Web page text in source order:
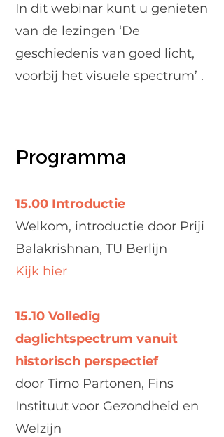
In dit webinar kunt u genieten
van de lezingen ‘De
geschiedenis van goed licht,
voorbij het visuele spectrum’ .
Programma
15.00 Introductie
Welkom, introductie door Priji
Balakrishnan, TU Berlijn
Kijk hier
15.10 Volledig
daglichtspectrum vanuit
historisch perspectief
door Timo Partonen, Fins
Instituut voor Gezondheid en
Welzijn